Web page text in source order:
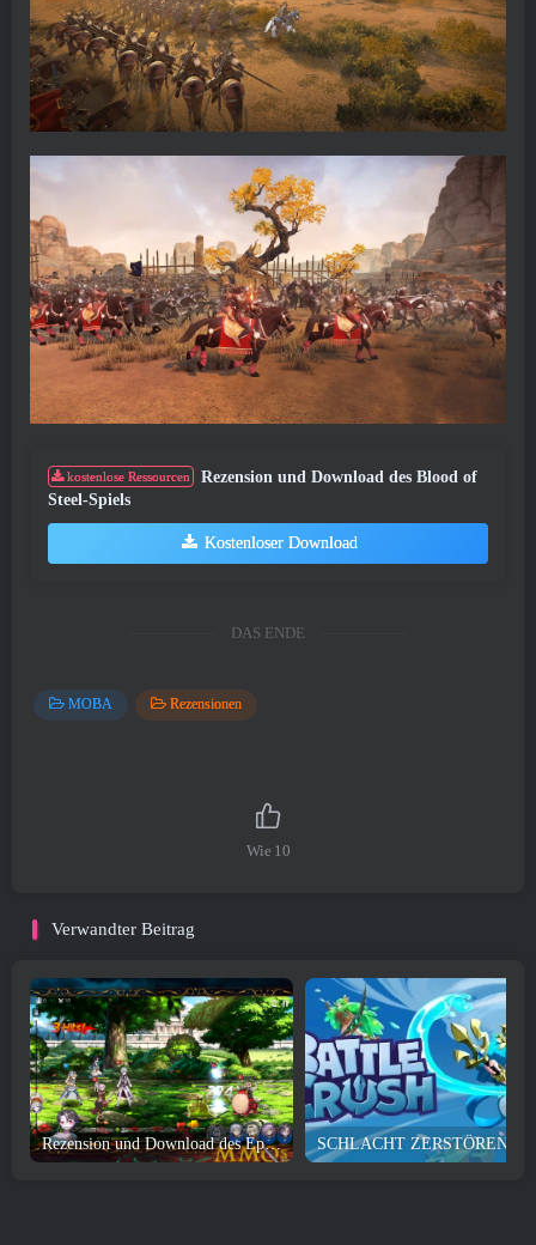
kostenlose Ressourcen
Rezension und Download des Blood of
Steel-Spiels
Kostenloser Download
DAS ENDE
MOBA Rezensionen
Wie 10
Verwandter Beitrag
Rezension und Download des Epic Seven-Spiels SCHLACHT ZERSTÖREN